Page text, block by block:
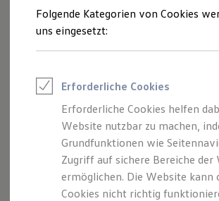
Journalisten
Sportvereine
Branchenlösungen
Bau & Handwerk
Kurier, Logistik & Handel
Kühlfahrzeuge
Feuerwehr
Rettungsdienste
ONE Business ID Vorteile
Fahrzeugsuche & Marktplatz
Fahrzeugsuche
Fahrzeuge online kaufen
Digitaler Marktplatz
Neu
Folgende Kategorien von Cookies
uns eingesetzt:
Erforderliche Cookies
Erforderliche Cookies helfen
Website nutzbar zu machen,
Grundfunktionen wie
Zugriff auf sichere Bereiche der
ermöglichen. Die Website kann
Cookies nicht richtig